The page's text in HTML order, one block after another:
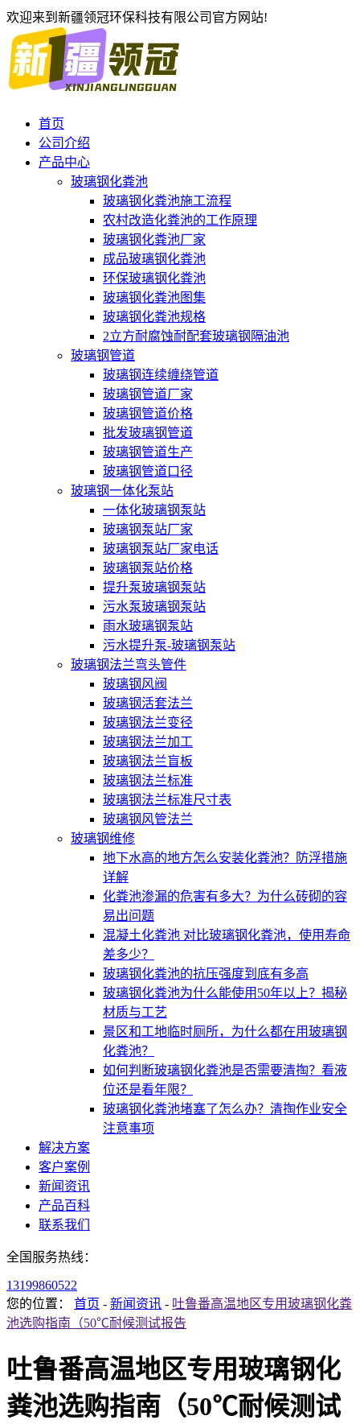
欢迎来到新疆领冠环保科技有限公司官方网站!
首页
公司介绍
产品中心
玻璃钢化粪池
玻璃钢化粪池施工流程
农村改造化粪池的工作原理
玻璃钢化粪池厂家
成品玻璃钢化粪池
环保玻璃钢化粪池
玻璃钢化粪池图集
玻璃钢化粪池规格
2立方耐腐蚀耐配套玻璃钢隔油池
玻璃钢管道
玻璃钢连续缠绕管道
玻璃钢管道厂家
玻璃钢管道价格
批发玻璃钢管道
玻璃钢管道生产
玻璃钢管道口径
玻璃钢一体化泵站
一体化玻璃钢泵站
玻璃钢泵站厂家
玻璃钢泵站厂家电话
玻璃钢泵站价格
提升泵玻璃钢泵站
污水泵玻璃钢泵站
雨水玻璃钢泵站
污水提升泵-玻璃钢泵站
玻璃钢法兰弯头管件
玻璃钢风阀
玻璃钢活套法兰
玻璃钢法兰变径
玻璃钢法兰加工
玻璃钢法兰盲板
玻璃钢法兰标准
玻璃钢法兰标准尺寸表
玻璃钢风管法兰
玻璃钢维修
地下水高的地方怎么安装化粪池？防浮措施
详解
化粪池渗漏的危害有多大？为什么砖砌的容
易出问题
混凝土化粪池 对比玻璃钢化粪池，使用寿命
差多少？
玻璃钢化粪池的抗压强度到底有多高
玻璃钢化粪池为什么能使用50年以上？揭秘
材质与工艺
景区和工地临时厕所，为什么都在用玻璃钢
化粪池？
如何判断玻璃钢化粪池是否需要清掏？看液
位还是看年限？
玻璃钢化粪池堵塞了怎么办？清掏作业安全
注意事项
解决方案
客户案例
新闻资讯
产品百科
联系我们
全国服务热线：
13199860522
您的位置： 首页 - 新闻资讯 - 吐鲁番高温地区专用玻璃钢化粪
池选购指南（50℃耐候测试报告
吐鲁番高温地区专用玻璃钢化
粪池选购指南（50℃耐候测试